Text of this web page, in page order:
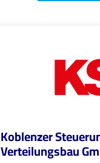
Koblenzer
Verteilungsbau